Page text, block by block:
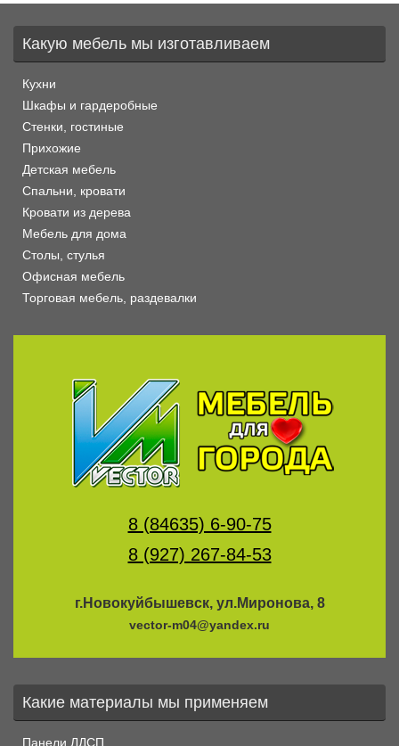
Какую мебель мы изготавливаем
Кухни
Шкафы и гардеробные
Стенки, гостиные
Прихожие
Детская мебель
Спальни, кровати
Кровати из дерева
Мебель для дома
Столы, стулья
Офисная мебель
Торговая мебель, раздевалки
8 (84635) 6-90-75
8 (927) 267-84-53
г.Новокуйбышевск, ул.Миронова, 8
vector-m04@yandex.ru
Какие материалы мы применяем
Панели ЛДСП